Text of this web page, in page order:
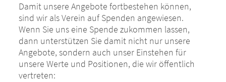
Damit unsere Angebote fortbestehen können,
sind wir als Verein auf Spenden angewiesen.
Wenn Sie uns eine Spende zukommen lassen,
dann unterstützen Sie damit nicht nur unsere
Angebote, sondern auch unser Einstehen für
unsere Werte und Positionen, die wir öffentlich
vertreten: